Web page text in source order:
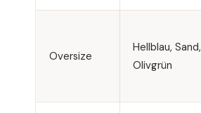
Oversize
Hellblau, Sand,
Olivgrün